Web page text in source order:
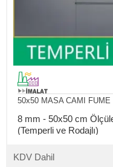
50x50 MASA CAMI FUME
8 mm - 50x50 cm
(Temperli ve Rodajlı)
KDV Dahil